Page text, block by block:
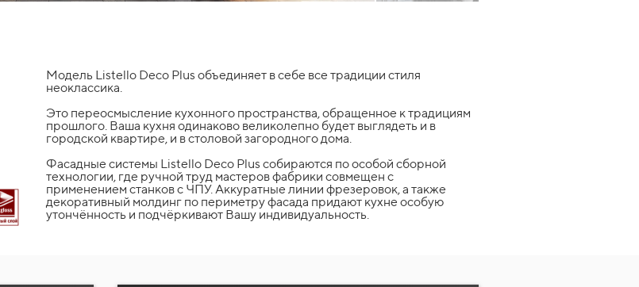
Модель Listello Deco Plus объединяет в себе все традиции стиля
неоклассика.
Это переосмысление кухонного пространства, обращенное к традициям
прошлого. Ваша кухня одинаково великолепно будет выглядеть и в
городской квартире, и в столовой загородного дома.
Фасадные системы Listello Deco Plus собираются по особой сборной
технологии, где ручной труд мастеров фабрики совмещен с
применением станков с ЧПУ. Аккуратные линии фрезеровок, а также
декоративный молдинг по периметру фасада придают кухне особую
утончённость и подчёркивают Вашу индивидуальность.